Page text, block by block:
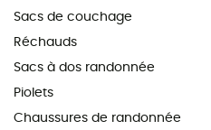
Sacs de couchage
Réchauds
Sacs à dos randonnée
Piolets
Chaussures de randonnée